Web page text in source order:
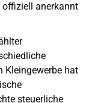
offiziell anerkannt
Kleingewerbe hat
steuerliche